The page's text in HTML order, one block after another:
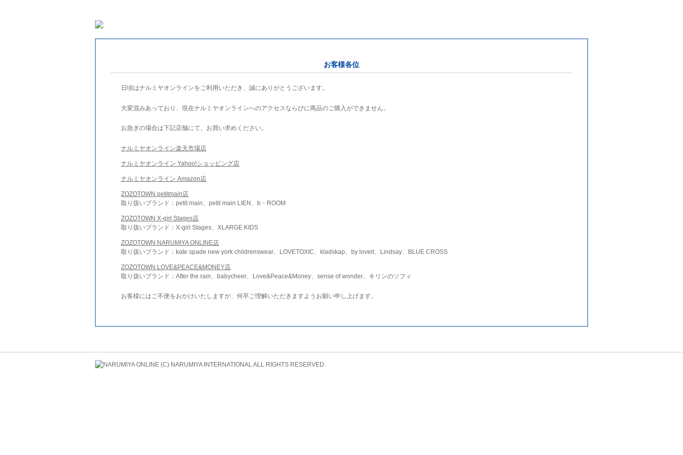
お客様各位
日頃はナルミヤオンラインをご利用いただき、誠にありがとうございます。
大変混みあっており、現在ナルミヤオンラインへのアクセスならびに商品のご購入ができません。
お急ぎの場合は下記店舗にて、お買い求めください。
ナルミヤオンライン楽天市場店
ナルミヤオンライン Yahoo!ショッピング店
ナルミヤオンライン Amazon店
ZOZOTOWN petitmain店
取り扱いブランド：petit main、petit main LIEN、b・ROOM
ZOZOTOWN X-girl Stages店
取り扱いブランド：X-girl Stages、XLARGE KIDS
ZOZOTOWN NARUMIYA ONLINE店
取り扱いブランド：kate spade new york childrenswear、LOVETOXIC、kladskap、by loveit、Lindsay、BLUE CROSS
ZOZOTOWN LOVE&PEACE&MONEY店
取り扱いブランド：After the rain、babycheer、Love&Peace&Money、sense of wonder、キリンのソフィ
お客様にはご不便をおかけいたしますが、何卒ご理解いただきますようお願い申し上げます。